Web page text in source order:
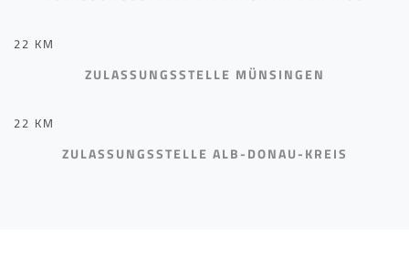
22 KM
ZULASSUNGSSTELLE MÜNSINGEN
22 KM
ZULASSUNGSSTELLE ALB-DONAU-KREIS